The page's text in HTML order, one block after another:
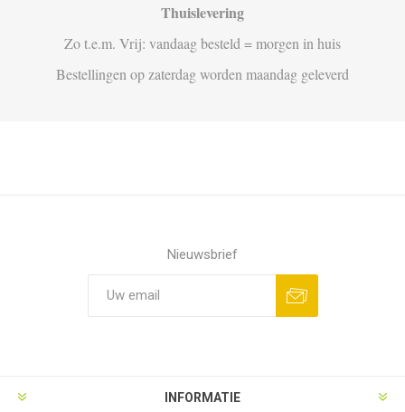
Thuislevering
Zo t.e.m. Vrij: vandaag besteld = morgen in huis
Bestellingen op zaterdag worden maandag geleverd
Nieuwsbrief
INFORMATIE